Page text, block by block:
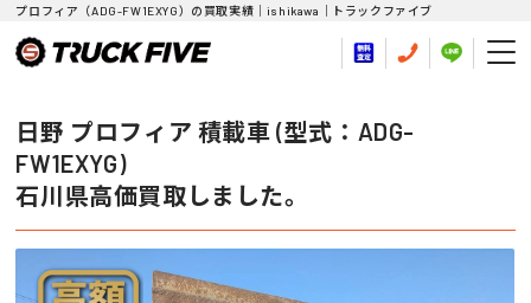
プロフィア（ADG-FW1EXYG）の買取実績｜ishikawa｜トラックファイブ
日野 プロフィア 積載車 (型式：ADG-
FW1EXYG)
石川県高価買取しました。